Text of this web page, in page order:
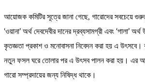
আয়োজক কমিটির সূত্রে জানা গেছে, গারোদের সবচেয়ে
‘ওয়ানা’ অর্থ দেবদেবীর দানের দ্রব্যসামগ্রী এবং ‘গালা’
কৃতজ্ঞতা প্রকাশ ও মনোবাসনা নিবেদন করা হয় এ উৎসবে।
নতুন ফসল ঘরে তোলার পর এ উৎসব পালন করা হয়। এর
গারো সম্প্রদায়ের জন্য নিষিদ্ধ থাকে।